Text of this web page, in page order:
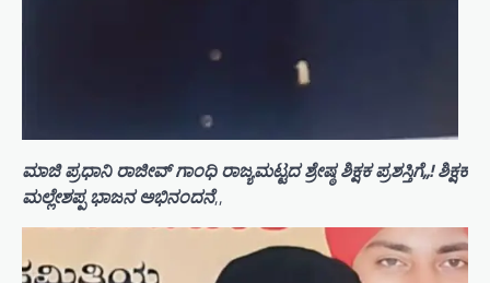
ಮಾಜಿ ಪ್ರಧಾನಿ ರಾಜೀವ್ ಗಾಂಧಿ ರಾಜ್ಯಮಟ್ಟದ ಶ್ರೇಷ್ಠ ಶಿಕ್ಷಕ ಪ್ರಶಸ್ತಿಗೆ,,! ಶಿಕ್ಷಕ
ಮಲ್ಲೇಶಪ್ಪ ಭಾಜನ ಅಭಿನಂದನೆ,,